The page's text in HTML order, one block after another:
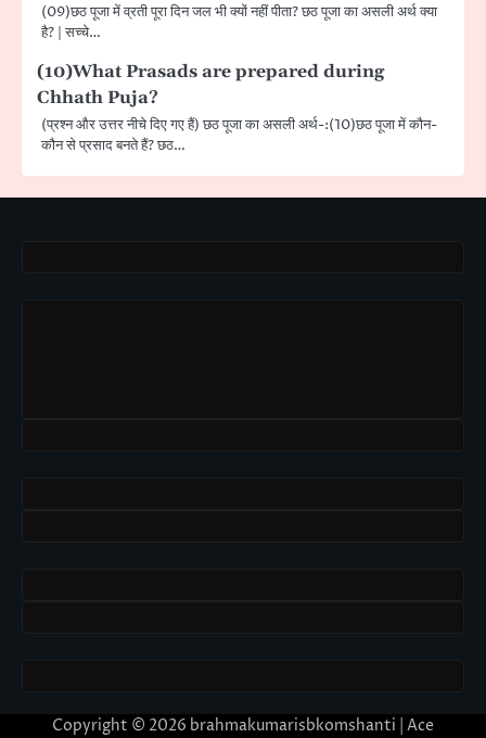
(09)छठ पूजा में व्रती पूरा दिन जल भी क्यों नहीं पीता? छठ पूजा का असली अर्थ क्या
है? | सच्चे…
(10)What Prasads are prepared during
Chhath Puja?
(प्रश्न और उत्तर नीचे दिए गए हैं) छठ पूजा का असली अर्थ-:(10)छठ पूजा में कौन-
कौन से प्रसाद बनते हैं? छठ…
Copyright © 2026 brahmakumarisbkomshanti | Ace